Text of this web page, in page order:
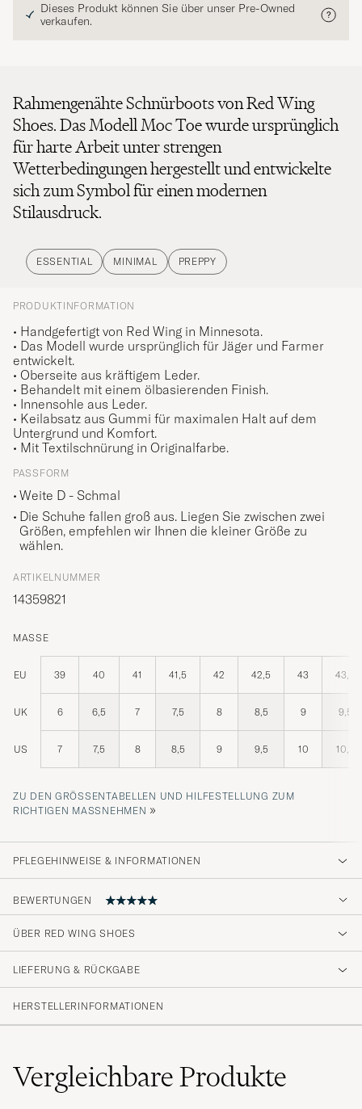
Dieses Produkt können Sie über unser Pre-Owned
verkaufen.
Rahmengenähte Schnürboots von Red Wing
Shoes. Das Modell Moc Toe wurde ursprünglich
für harte Arbeit unter strengen
Wetterbedingungen hergestellt und entwickelte
sich zum Symbol für einen modernen
Stilausdruck.
ESSENTIAL MINIMAL PREPPY
PRODUKTINFORMATION
• Handgefertigt von Red Wing in Minnesota.
• Das Modell wurde ursprünglich für Jäger und Farmer
entwickelt.
• Oberseite aus kräftigem Leder.
• Behandelt mit einem ölbasierenden Finish.
• Innensohle aus Leder.
• Keilabsatz aus Gummi für maximalen Halt auf dem
Untergrund und Komfort.
• Mit Textilschnürung in Originalfarbe.
PASSFORM
Weite D - Schmal
Die Schuhe fallen groß aus. Liegen Sie zwischen zwei
Größen, empfehlen wir Ihnen die kleiner Größe zu
wählen.
ARTIKELNUMMER
14359821
MASSE
EU 39 40 41 41,5 42 42,5 43 43,5
UK 6 6,5 7 7,5 8 8,5 9 9,5
US 7 7,5 8 8,5 9 9,5 10 10,5
ZU DEN GRÖSSENTABELLEN UND HILFESTELLUNG ZUM R
ICHTIGEN MASSNEHMEN
»
PFLEGEHINWEISE & INFORMATIONEN
BEWERTUNGEN
Fantastiske sko.
THORE R GEKAUFT AM AUF CAREOFCARL.NO
ÜBER RED WING SHOES
LIEFERUNG & RÜCKGABE
HERSTELLERINFORMATIONEN
VergleichbareProdukte